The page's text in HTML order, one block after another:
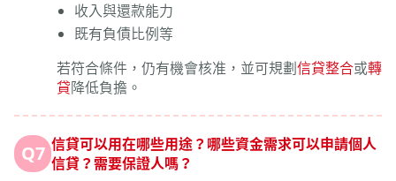
收入與還款能力
既有負債比例等
若符合條件，仍有機會核准，並可規劃信貸整合或轉
貸降低負擔。
Q7 信貸可以用在哪些用途？哪些資金需求可以申請個人
信貸？需要保證人嗎？